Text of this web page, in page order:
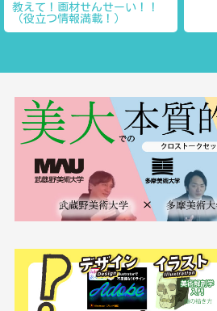
教えて！画材せんせーい！！
（役立つ情報満載！）